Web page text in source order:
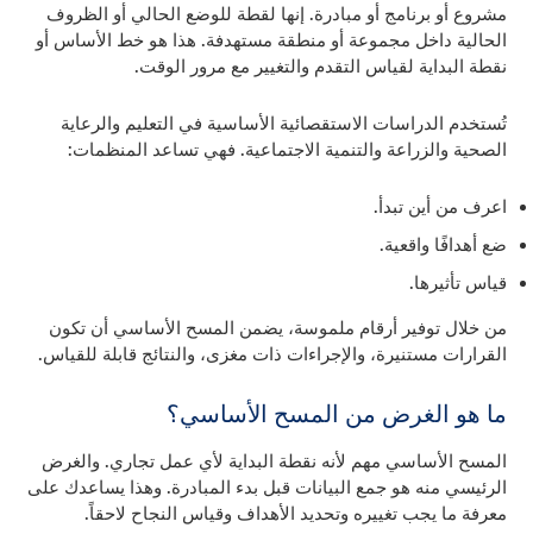
مشروع أو برنامج أو مبادرة. إنها لقطة للوضع الحالي أو الظروف
الحالية داخل مجموعة أو منطقة مستهدفة. هذا هو خط الأساس أو
نقطة البداية لقياس التقدم والتغيير مع مرور الوقت.
تُستخدم الدراسات الاستقصائية الأساسية في التعليم والرعاية
الصحية والزراعة والتنمية الاجتماعية. فهي تساعد المنظمات:
اعرف من أين تبدأ.
ضع أهدافًا واقعية.
قياس تأثيرها.
من خلال توفير أرقام ملموسة، يضمن المسح الأساسي أن تكون
القرارات مستنيرة، والإجراءات ذات مغزى، والنتائج قابلة للقياس.
ما هو الغرض من المسح الأساسي؟
المسح الأساسي مهم لأنه نقطة البداية لأي عمل تجاري. والغرض
الرئيسي منه هو جمع البيانات قبل بدء المبادرة. وهذا يساعدك على
معرفة ما يجب تغييره وتحديد الأهداف وقياس النجاح لاحقاً.